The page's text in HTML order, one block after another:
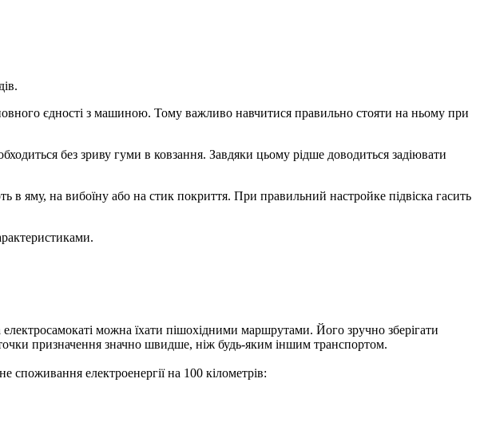
єдності з машиною. Тому важливо навчитися правильно стояти на ньому при
без зриву гуми в ковзання. Завдяки цьому рідше доводиться задіювати
в яму, на вибоїну або на стик покриття. При правильний настройке підвіска гасить
можна їхати пішохідними маршрутами. Його зручно зберігати
точки призначення значно швидше, ніж будь-яким іншим транспортом.
електроенергії на 100 кілометрів: